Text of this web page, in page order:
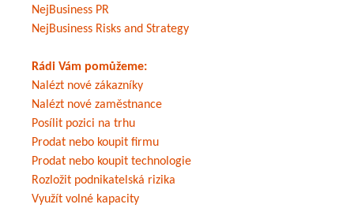
NejBusiness PR
NejBusiness Risks and Strategy
Rádi Vám pomůžeme:
Nalézt nové zákazníky
Nalézt nové zaměstnance
Posílit pozici na trhu
Prodat nebo koupit firmu
Prodat nebo koupit technologie
Rozložit podnikatelská rizika
Využít volné kapacity